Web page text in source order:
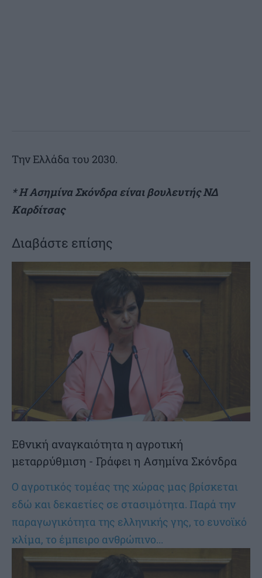
Την Ελλάδα του 2030.
* Η Ασημίνα Σκόνδρα είναι βουλευτής ΝΔ
Καρδίτσας
Διαβάστε επίσης
Εθνική αναγκαιότητα η αγροτική
μεταρρύθμιση - Γράφει η Ασημίνα Σκόνδρα
Ο αγροτικός τομέας της χώρας μας βρίσκεται
εδώ και δεκαετίες σε στασιμότητα. Παρά την
παραγωγικότητα της ελληνικής γης, το ευνοϊκό
κλίμα, το έμπειρο ανθρώπινο...